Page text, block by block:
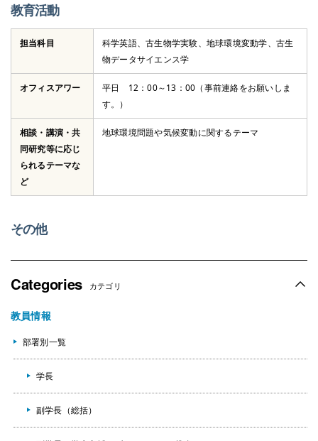
教育活動
担当科目
科学英語、古生物学実験、地球環境変動学、古生
物データサイエンス学
オフィスアワー
平日 12：00～13：00（事前連絡をお願いしま
す。）
相談・講演・共
同研究等に応じ
られるテーマな
ど
地球環境問題や気候変動に関するテーマ
その他
Categories カテゴリ
教員情報
部署別一覧
学長
副学長（総括）